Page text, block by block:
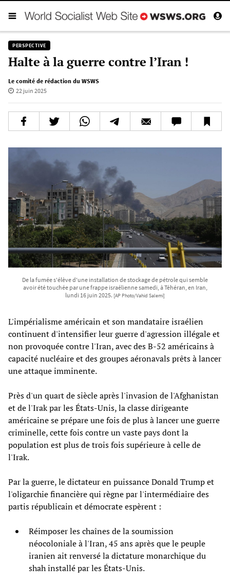
PERSPECTIVE
Halte à la guerre contre l’Iran !
Le comité de rédaction du WSWS
22 juin 2025
De la fumée s'élève d'une installation de stockage de pétrole qui semble
avoir été touchée par une frappe israélienne samedi, à Téhéran, en Iran,
lundi 16 juin 2025. [AP Photo/Vahid Salemi]
L'impérialisme américain et son mandataire israélien
continuent d'intensifier leur guerre d'agression illégale et
non provoquée contre l'Iran, avec des B-52 américains à
capacité nucléaire et des groupes aéronavals prêts à lancer
une attaque imminente.
Près d'un quart de siècle après l'invasion de l'Afghanistan
et de l'Irak par les États-Unis, la classe dirigeante
américaine se prépare une fois de plus à lancer une guerre
criminelle, cette fois contre un vaste pays dont la
population est plus de trois fois supérieure à celle de
l'Irak.
Par la guerre, le dictateur en puissance Donald Trump et
l'oligarchie financière qui règne par l'intermédiaire des
partis républicain et démocrate espèrent :
Réimposer les chaînes de la soumission
néocoloniale à l'Iran, 45 ans après que le peuple
iranien ait renversé la dictature monarchique du
shah installé par les États-Unis.